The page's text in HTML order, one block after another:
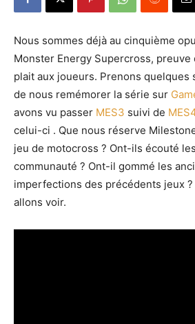
Nous sommes déjà au cinquième
Monster Energy Supercross, preuve
plait aux joueurs. Prenons quelques
de nous remémorer la série sur
avons vu passer MES3 suivi de
celui-ci . Que nous réserve
jeu de motocross ? Ont-ils écouté
communauté ? Ont-il gommé les
imperfections des précédents jeux ?
allons voir.